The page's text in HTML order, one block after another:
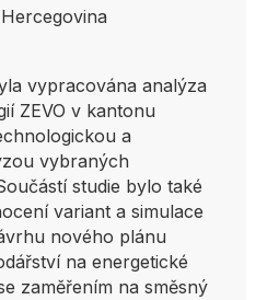
vypracována analýza
ZEVO v kantonu
a
vybraných
studie bylo také
variant a simulace
nového plánu
na energetické
zaměřením na směsný